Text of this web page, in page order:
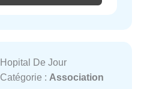
Hopital De Jour
Catégorie : Association